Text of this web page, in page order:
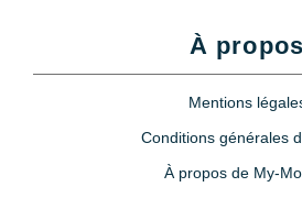
À propos
Mentions
Conditions générales
À propos de My-